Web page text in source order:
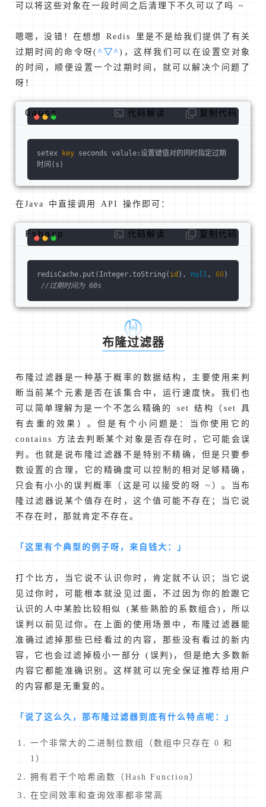
可以将这些对象在一段时间之后清理下不久可以了吗 ~
嗯嗯，没错！在想想 Redis 里是不是给我们提供了有关
过期时间的命令呀( ^▽^)，这样我们可以在设置空对象
的时间，顺便设置一个过期时间，就可以解决个问题了
呀！
setex key seconds valule:设置键值对的同时指定过期
时间(s)
Gauss 代码解读 复制代码
在Java 中直接调用 API 操作即可：
redisCache.put(Integer.toString( id ), null , 60)
//过期时间为 60s
Fsharp 代码解读 复制代码
布隆过滤器
布隆过滤器是一种基于概率的数据结构，主要使用来判
断当前某个元素是否在该集合中，运行速度快。我们也
可以简单理解为是一个不怎么精确的 set 结构（set 具
有去重的效果）。但是有个小问题是：当你使用它的
contains 方法去判断某个对象是否存在时，它可能会误
判。也就是说布隆过滤器不是特别不精确，但是只要参
数设置的合理，它的精确度可以控制的相对足够精确，
只会有小小的误判概率（这是可以接受的呀 ~）。当布
隆过滤器说某个值存在时，这个值可能不存在；当它说
不存在时，那就肯定不存在。
「这里有个典型的例子呀，来自钱大：」
打个比方，当它说不认识你时，肯定就不认识；当它说
见过你时，可能根本就没见过面，不过因为你的脸跟它
认识的人中某脸比较相似 (某些熟脸的系数组合)，所以
误判以前见过你。在上面的使用场景中，布隆过滤器能
准确过滤掉那些已经看过的内容，那些没有看过的新内
容，它也会过滤掉极小一部分 (误判)，但是绝大多数新
内容它都能准确识别。这样就可以完全保证推荐给用户
的内容都是无重复的。
「说了这么久，那布隆过滤器到底有什么特点呢：」
一个非常大的二进制位数组（数组中只存在 0 和
1）
拥有若干个哈希函数（Hash Function）
在空间效率和查询效率都非常高